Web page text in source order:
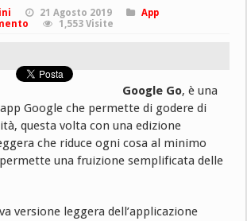
21 Agosto 2019
App
1,553 Visite
Google Go, è una
Google che permette di godere di
questa volta con una edizione
che riduce ogni cosa al minimo
una fruizione semplificata delle
versione leggera dell’applicazione